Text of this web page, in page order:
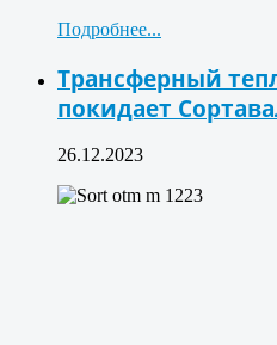
Подробнее...
Трансферный
покидает
26.12.2023